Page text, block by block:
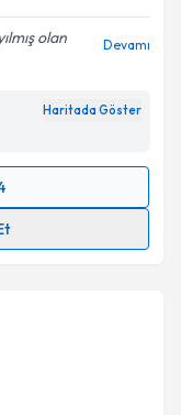
olan
Devamı
Haritada Göster